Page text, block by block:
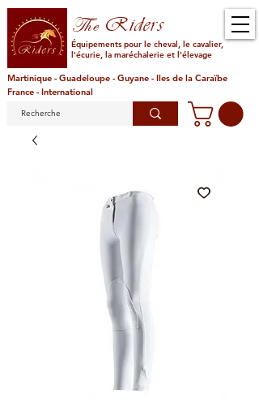
TheRiders
Équipements pour le cheval, le cavalier,
l'écurie, la maréchalerie et l'élevage
Martinique - Guadeloupe - Guyane - Iles de la Caraïbe
France - International